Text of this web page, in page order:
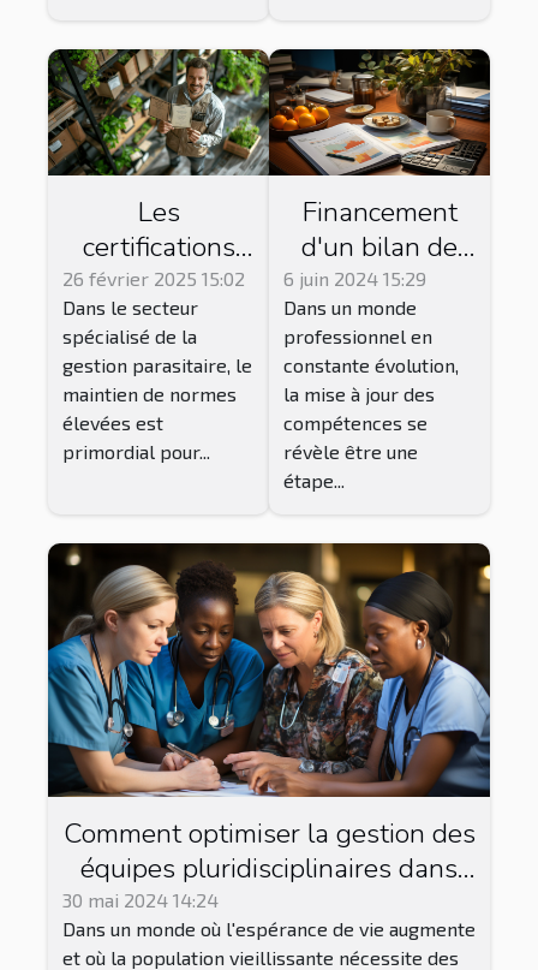
Les
certifications
essentielles
pour les
entreprises de
gestion
parasitaire
26 février 2025 15:02
Dans le secteur
spécialisé de la
gestion parasitaire, le
maintien de normes
élevées est
primordial pour...
Financement
d'un bilan de
compétences :
options et
conseils
6 juin 2024 15:29
Dans un monde
professionnel en
constante évolution,
la mise à jour des
compétences se
révèle être une
étape...
Comment optimiser la gestion des
équipes pluridisciplinaires dans
les maisons de retraite pour
améliorer la qualité des soins ?
30 mai 2024 14:24
Dans un monde où l'espérance de vie augmente
et où la population vieillissante nécessite des